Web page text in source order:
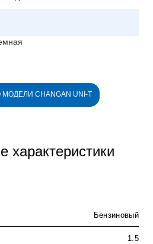
CHANGAN UNI-T
характеристики
Бензиновый
1.5